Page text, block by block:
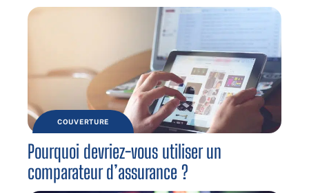
COUVERTURE
Pourquoi devriez-vous utiliser un
comparateur d’assurance ?